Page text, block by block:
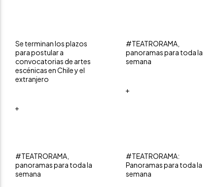
Se terminan los plazos
para postular a
convocatorias de artes
escénicas en Chile y el
extranjero
+
#TEATRORAMA,
panoramas para toda la
semana
+
#TEATRORAMA,
panoramas para toda la
semana
#TEATRORAMA:
Panoramas para toda la
semana